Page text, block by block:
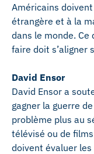
Américains
étrangère et à la
dans le monde.
faire doit s’aligner
David Ensor
David Ensor a
gagner la guerre
problème plus au
télévisé ou de
doivent évaluer